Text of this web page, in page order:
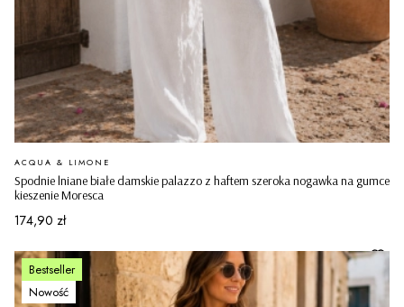
Spodnie lniane białe damskie palazzo z haftem szeroka nogawka na gumce
kieszenie Moresca
PRODUCENT
ACQUA & LIMONE
Cena
174,90 zł
Bestseller
Nowość